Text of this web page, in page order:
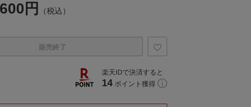
円 （税込）
販売終了
楽天IDで決済すると
14 ポイント獲得